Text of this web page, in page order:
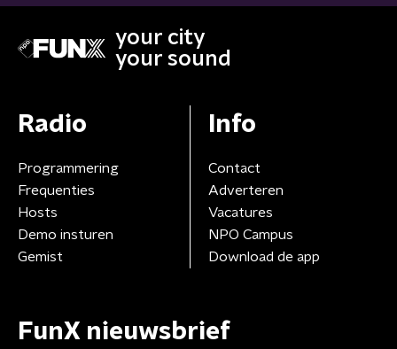
your city
your sound
Radio
Programmering
Frequenties
Hosts
Demo insturen
Gemist
Info
Contact
Adverteren
Vacatures
NPO Campus
Download de app
FunX nieuwsbrief